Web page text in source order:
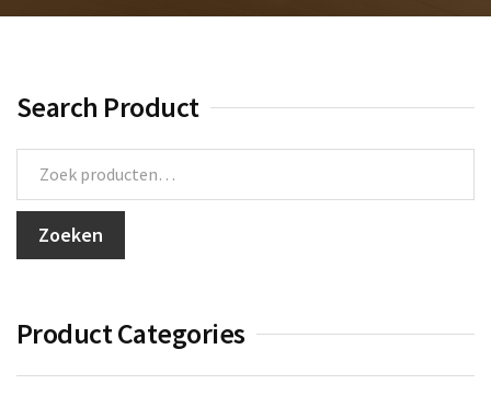
Contact
Search Product
Zoeken
Product Categories